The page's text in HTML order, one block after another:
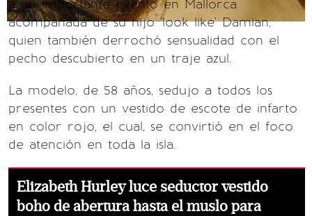
a un importante evento en Mallorca
acompañada de su hijo 'look like' Damian,
quien también derrochó sensualidad con el
pecho descubierto en un traje azul.
La modelo, de 58 años, sedujo a todos los
presentes con un vestido de escote de infarto
en color rojo, el cual, se convirtió en el foco
de atención en toda la isla.
Elizabeth Hurley luce seductor vestido
boho de abertura hasta el muslo para